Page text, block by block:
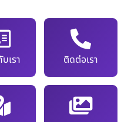
เรา ติดต่อเรา